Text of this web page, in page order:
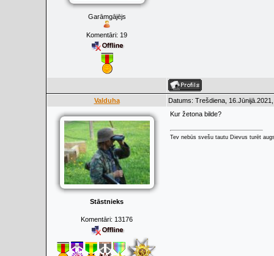
Garāmgājējs
Komentāri: 19
Valduha Datums: Trešdiena,
Stāstnieks
Komentāri: 13176
Kur žetona bilde?
Tev nebūs svešu tautu Dievus turēt